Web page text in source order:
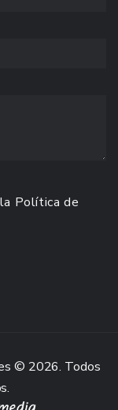
Política de
© 2026. Todos